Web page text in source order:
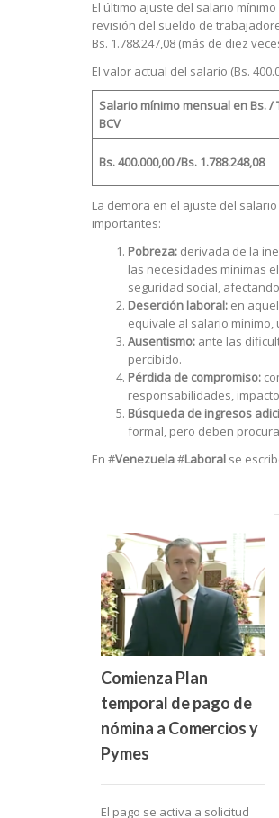
El último ajuste del salario
revisión del sueldo de
Bs. 1.788.247,08 (más de diez
El valor actual del salario (Bs.
Salario mínimo mensual en Bs. /
BCV
Bs. 400.000,00 /Bs. 1.788.248,08
La demora en el ajuste del
importantes:
Pobreza: derivada de la
las necesidades mínimas
seguridad social,
Deserción laboral: en
equivale al salario
Ausentismo: ante las
percibido.
Pérdida de compromiso:
responsabilidades,
Búsqueda de ingresos
formal, pero deben
En #Venezuela#Laboral se
Comienza Plan
temporal de pago de
nómina a Comercios y
Pymes
El pago se activa a solicitud